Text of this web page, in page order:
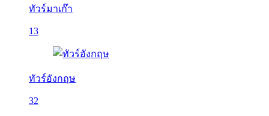
ทัวร์มาเก๊า
13
ทัวร์อังกฤษ
32